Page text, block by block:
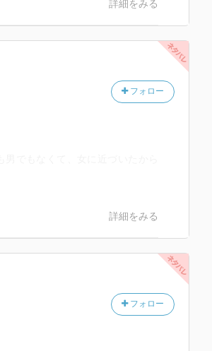
詳細をみる
フォロー
詳細をみる
フォロー